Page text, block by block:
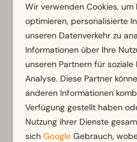
WLAN (gratis)
Parkmöglichkeit in der
Badezimmer
Separate Toiletten: 1
Badezimmer oben: 1
Dusche
Toiletten im Badezimmer:
Zeig
Wir verwenden Cookies, um
optimieren, personalisierte
unseren Datenverkehr zu
Informationen über Ihre
unseren Partnern für
Analyse. Diese Partner
anderen Informationen
Verfügung gestellt haben
Nutzung ihrer Dienste
sichGoogle Gebrauch,